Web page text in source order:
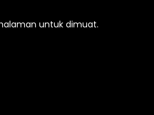
untuk dimuat.